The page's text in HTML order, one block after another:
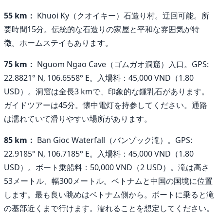
55 km： Khuoi Ky（クオイキー）石造り村。迂回可能。所
要時間15分。伝統的な石造りの家屋と平和な雰囲気が特
徴。ホームステイもあります。
75 km： Nguom Ngao Cave（ゴムガオ洞窟）入口。GPS:
22.8821° N, 106.6558° E。入場料：45,000 VND（1.80
USD）。洞窟は全長3 kmで、印象的な鍾乳石があります。
ガイドツアーは45分。懐中電灯を持参してください。通路
は濡れていて滑りやすい場所があります。
85 km： Ban Gioc Waterfall（バンゾック滝）。GPS:
22.9185° N, 106.7185° E。入場料：45,000 VND（1.80
USD）。ボート乗船料：50,000 VND（2 USD）。滝は高さ
53メートル、幅300メートル。ベトナムと中国の国境に位置
します。最も良い眺めはベトナム側から。ボートに乗ると滝
の基部近くまで行けます。濡れることを想定してください。